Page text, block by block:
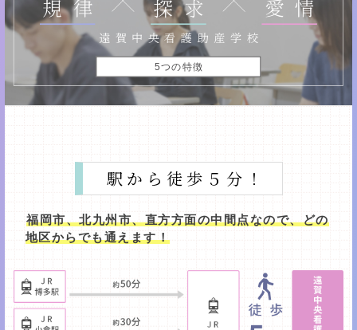
5つの特徴
駅から徒歩５分！
福岡市、北九州市、直方方面の中間点なので、どの
地区からでも通えます！